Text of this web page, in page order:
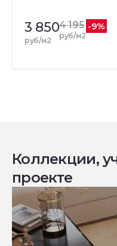
3 850
руб/м2
4 195
руб/м2
-9%
Коллекции,
проекте